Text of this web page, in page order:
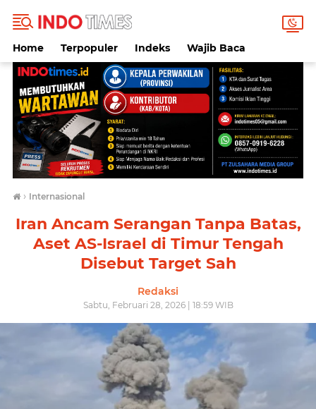
Home Terpopuler Indeks Wajib Baca
› Internasional
Iran Ancam Serangan Tanpa Batas,
Aset AS-Israel di Timur Tengah
Disebut Target Sah
Redaksi
Sabtu, Februari 28, 2026 | 18:59 WIB